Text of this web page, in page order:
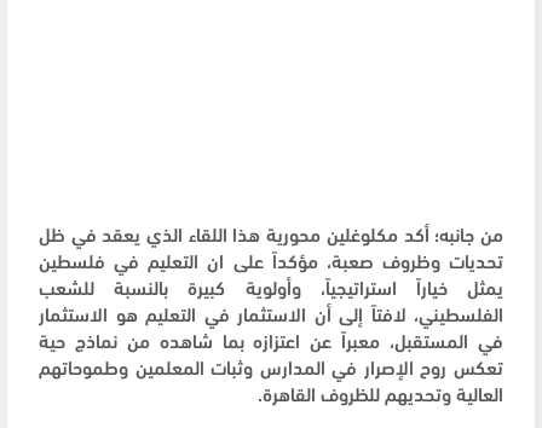
من جانبه؛ أكد مكلوغلين محورية هذا اللقاء الذي يعقد في ظل
تحديات وظروف صعبة، مؤكداً على ان التعليم في فلسطين
يمثل خياراً استراتيجياً، وأولوية كبيرة بالنسبة للشعب
الفلسطيني، لافتاً إلى أن الاستثمار في التعليم هو الاستثمار
في المستقبل، معبراً عن اعتزازه بما شاهده من نماذج حية
تعكس روح الإصرار في المدارس وثبات المعلمين وطموحاتهم
العالية وتحديهم للظروف القاهرة.